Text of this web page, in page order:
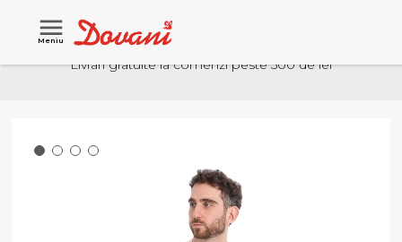
Meniu
Livrari gratuite la comenzi peste 500 de lei